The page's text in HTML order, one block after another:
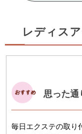
レディス
思った通
毎日エクステの取り